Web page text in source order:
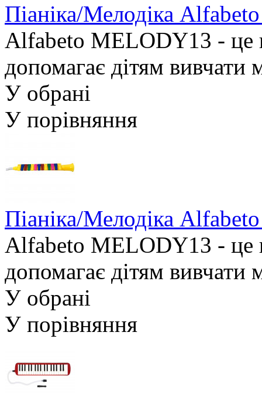
Піаніка/Мелодіка
Alfabeto MELODY13 - це
допомагає дітям
У обрані
У порівняння
Піаніка/Мелодіка
Alfabeto MELODY13 - це
допомагає дітям
У обрані
У порівняння